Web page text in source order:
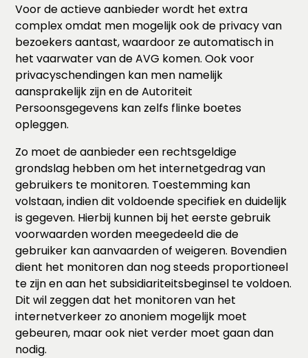
Voor de actieve aanbieder wordt het extra
complex omdat men mogelijk ook de privacy van
bezoekers aantast, waardoor ze automatisch in
het vaarwater van de AVG komen. Ook voor
privacyschendingen kan men namelijk
aansprakelijk zijn en de Autoriteit
Persoonsgegevens kan zelfs flinke boetes
opleggen.
Zo moet de aanbieder een rechtsgeldige
grondslag hebben om het internetgedrag van
gebruikers te monitoren. Toestemming kan
volstaan, indien dit voldoende specifiek en duidelijk
is gegeven. Hierbij kunnen bij het eerste gebruik
voorwaarden worden meegedeeld die de
gebruiker kan aanvaarden of weigeren. Bovendien
dient het monitoren dan nog steeds proportioneel
te zijn en aan het subsidiariteitsbeginsel te voldoen.
Dit wil zeggen dat het monitoren van het
internetverkeer zo anoniem mogelijk moet
gebeuren, maar ook niet verder moet gaan dan
nodig.